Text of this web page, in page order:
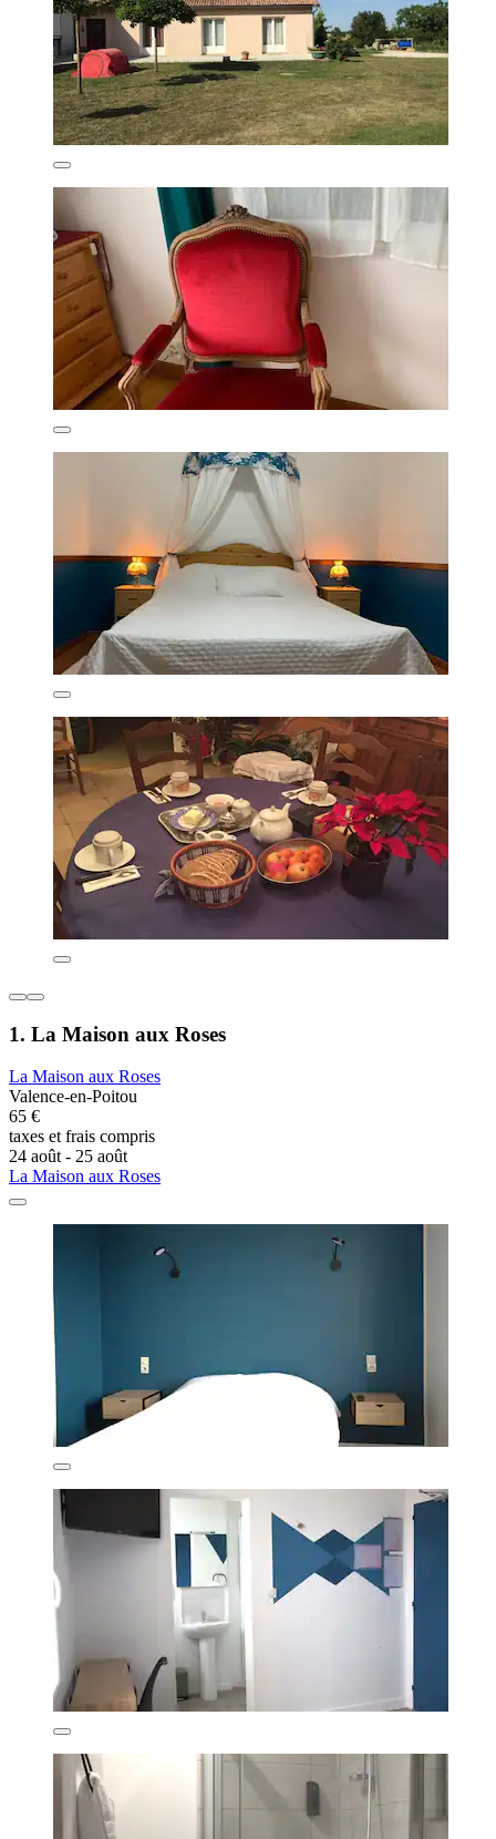
1. La Maison aux Roses
La Maison aux Roses
Valence-en-Poitou
65 €
taxes et frais compris
24 août - 25 août
La Maison aux Roses